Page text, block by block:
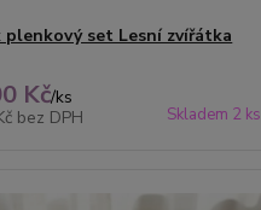
plenkový set Lesní zvířátka
Kč/ks
bez DPH Skladem 2 ks